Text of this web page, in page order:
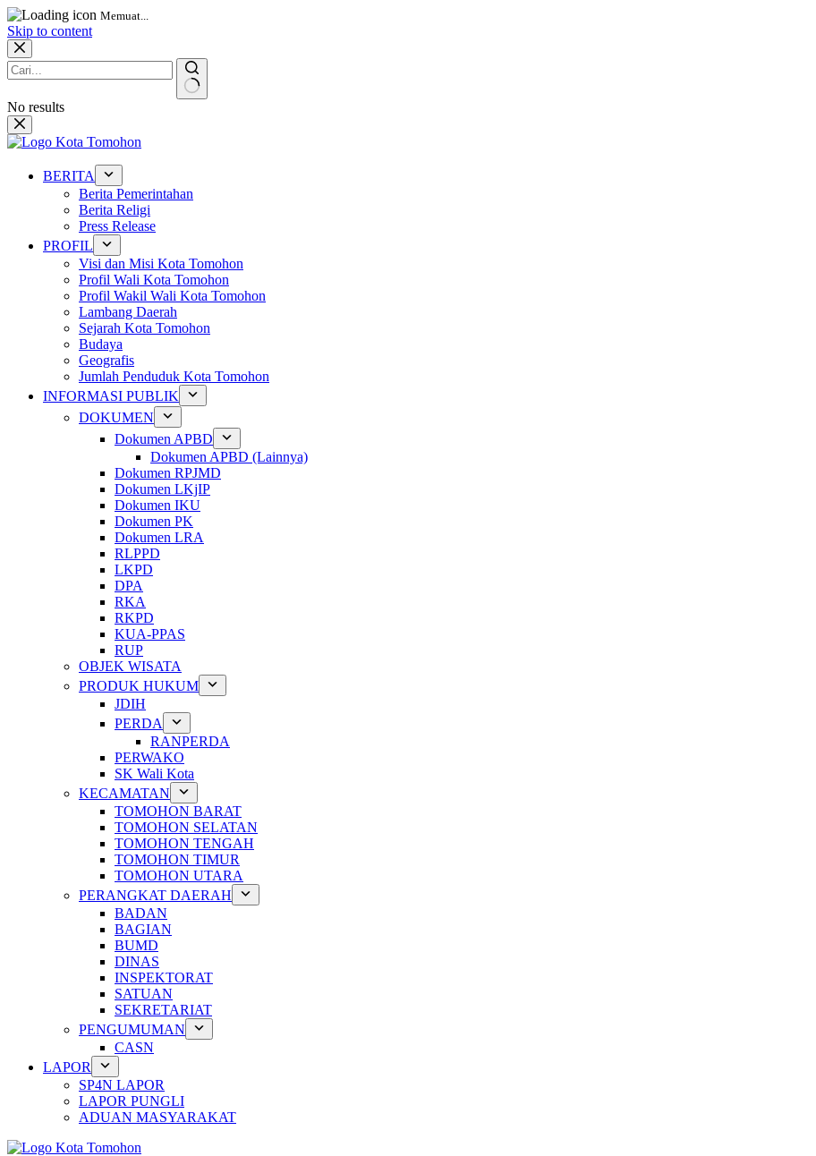
Memuat...
Skip to content
No results
BERITA
Berita Pemerintahan
Berita Religi
Press Release
PROFIL
Visi dan Misi Kota Tomohon
Profil Wali Kota Tomohon
Profil Wakil Wali Kota Tomohon
Lambang Daerah
Sejarah Kota Tomohon
Budaya
Geografis
Jumlah Penduduk Kota Tomohon
INFORMASI PUBLIK
DOKUMEN
Dokumen APBD
Dokumen APBD (Lainnya)
Dokumen RPJMD
Dokumen LKjIP
Dokumen IKU
Dokumen PK
Dokumen LRA
RLPPD
LKPD
DPA
RKA
RKPD
KUA-PPAS
RUP
OBJEK WISATA
PRODUK HUKUM
JDIH
PERDA
RANPERDA
PERWAKO
SK Wali Kota
KECAMATAN
TOMOHON BARAT
TOMOHON SELATAN
TOMOHON TENGAH
TOMOHON TIMUR
TOMOHON UTARA
PERANGKAT DAERAH
BADAN
BAGIAN
BUMD
DINAS
INSPEKTORAT
SATUAN
SEKRETARIAT
PENGUMUMAN
CASN
LAPOR
SP4N LAPOR
LAPOR PUNGLI
ADUAN MASYARAKAT